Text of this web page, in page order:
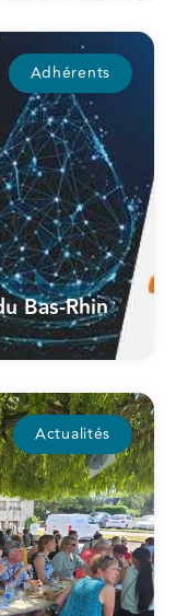
Adhérents
Bas-Rhin
Actualités